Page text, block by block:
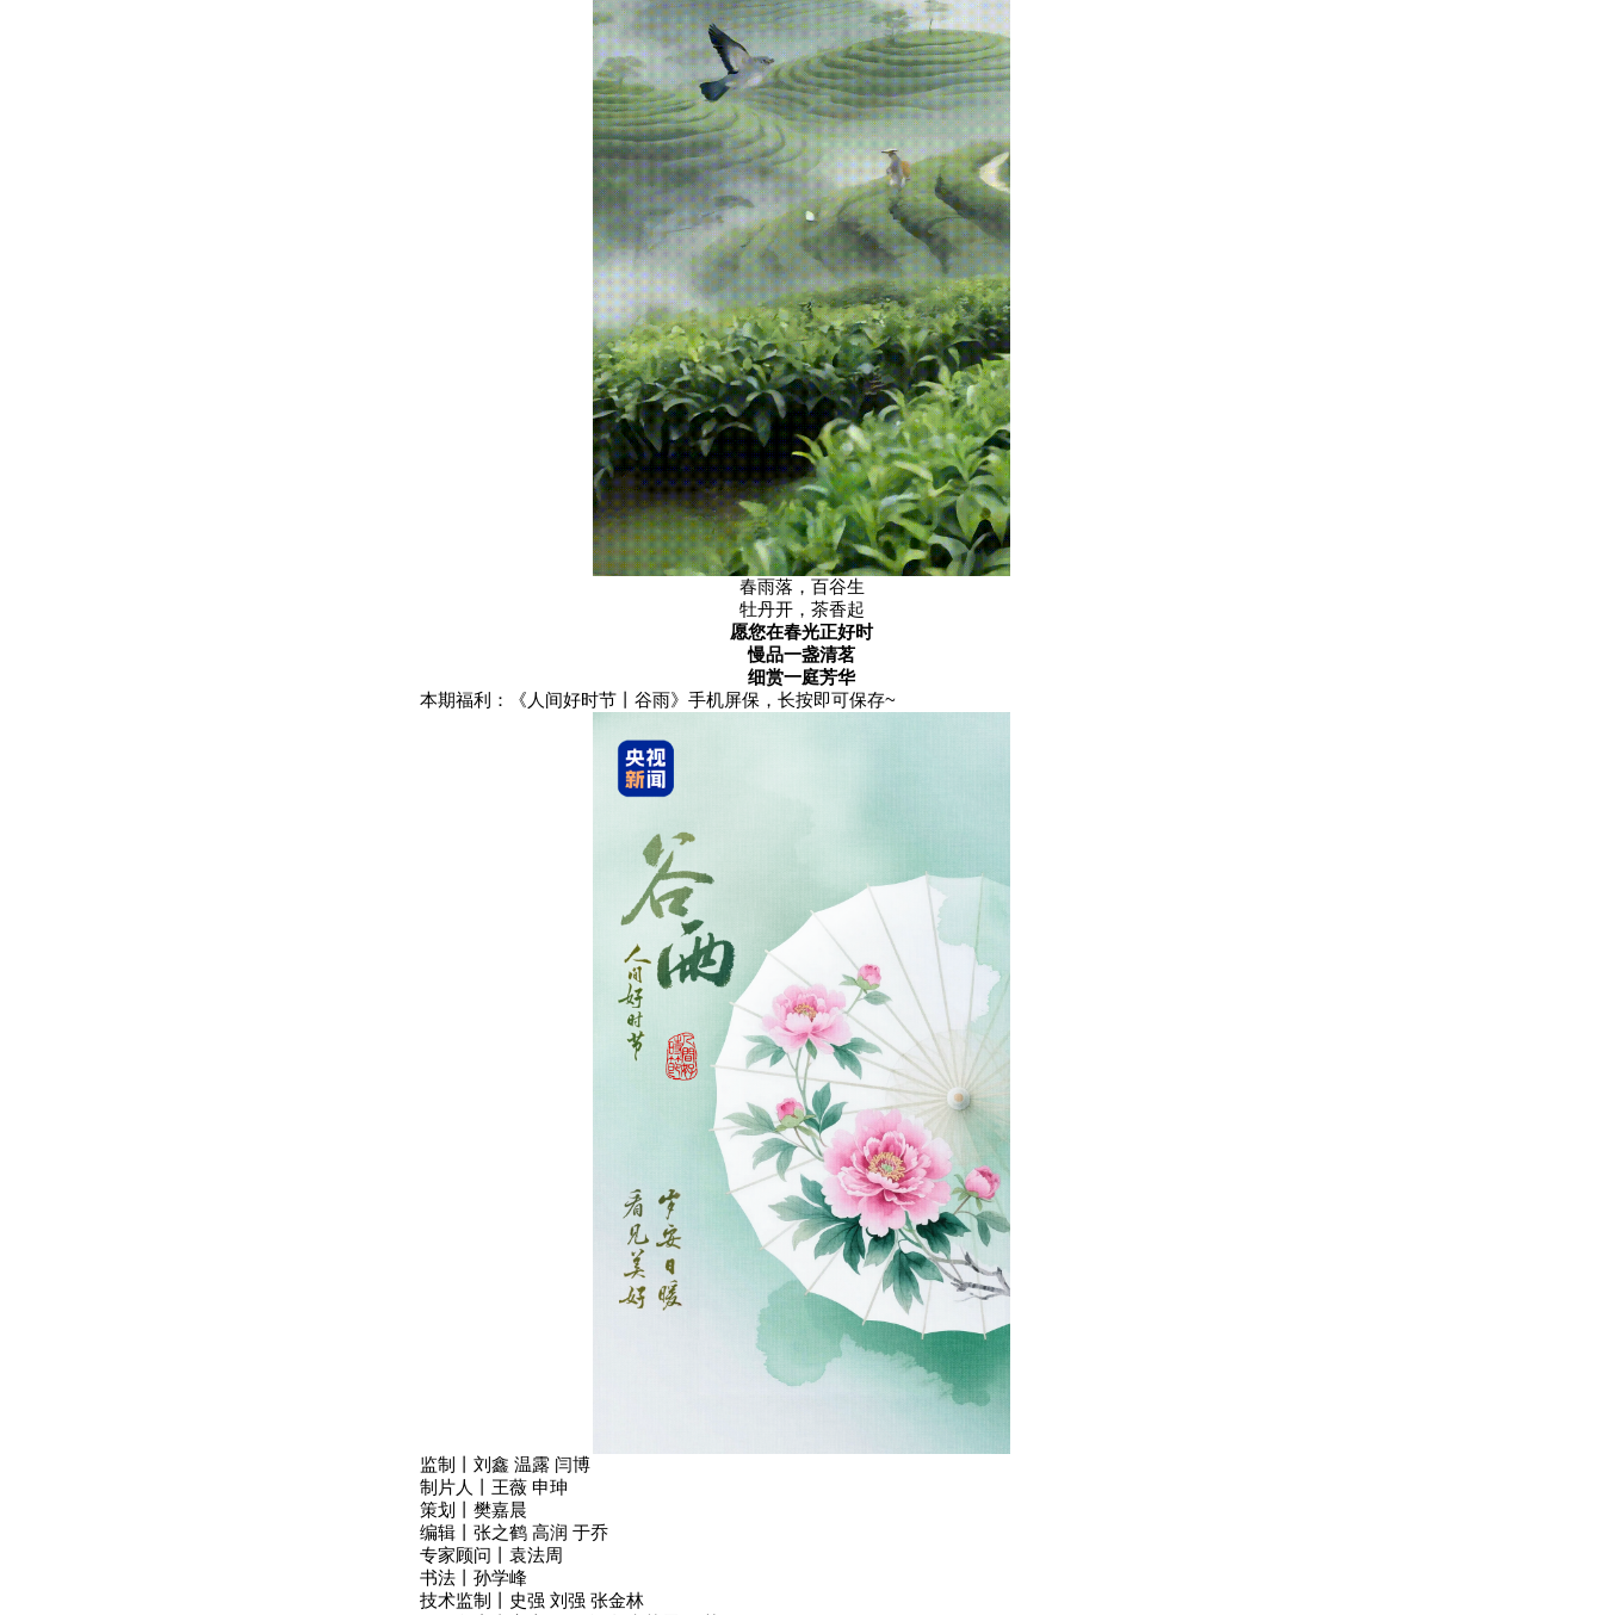
春雨落，百谷生
牡丹开，茶香起
愿您在春光正好时
慢品一盏清茗
细赏一庭芳华
本期福利：《人间好时节丨谷雨》手机屏保，长按即可保存~
监制丨刘鑫 温露 闫博
制片人丨王薇 申珅
策划丨樊嘉晨
编辑丨张之鹤 高润 于乔
专家顾问丨袁法周
书法丨孙学峰
技术监制丨史强 刘强 张金林